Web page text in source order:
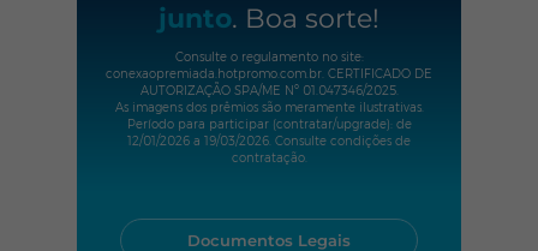
junto. Boa sorte!
Consulte o regulamento no site:
conexaopremiada.hotpromo.com.br. CERTIFICADO DE
AUTORIZAÇÃO SPA/ME Nº 01.047346/2025.
As imagens dos prêmios são meramente ilustrativas.
Período para participar (contratar/upgrade): de
12/01/2026 a 19/03/2026. Consulte condições de
contratação.
Documentos Legais